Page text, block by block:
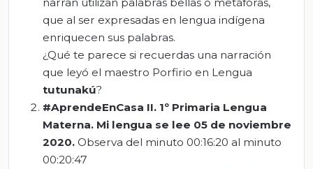
que al ser expresadas en lengua indígena
enriquecen sus palabras.
¿Qué te parece si recuerdas una narración
que leyó el maestro Porfirio en Lengua
tutunakú?
#AprendeEnCasa II. 1º Primaria Lengua
Materna. Mi lengua se lee 05 de noviembre
2020. Observa del minuto 00:16:20 al minuto
00:20:47